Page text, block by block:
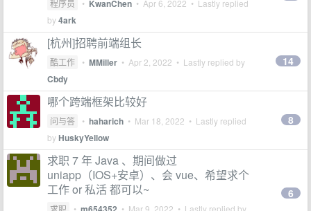
程序员 • KwanChen • Apr 6, 2022 • Lastly replied
by4ark
[杭州]招聘前端组长
酷工作 • MMiller • Apr 2, 2022 • Lastly replied by
Cbdy
14
哪个跨端框架比较好
问与答 • haharich • Mar 18, 2022 • Lastly replied
byHuskyYellow
8
求职 7 年 Java 、期间做过
uniapp（IOS+安卓）、会 vue、希望求个
工作 or 私活 都可以~
求职 • • Mar 9, 2022 • Lastly replied by
6